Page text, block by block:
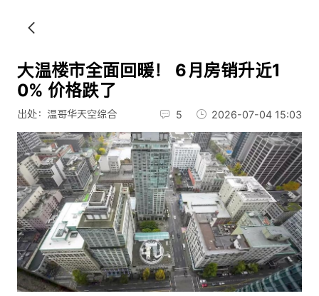
大温楼市全面回暖！ 6月房销升近1
0% 价格跌了
出处：温哥华天空综合 5 2026-07-04 15:03